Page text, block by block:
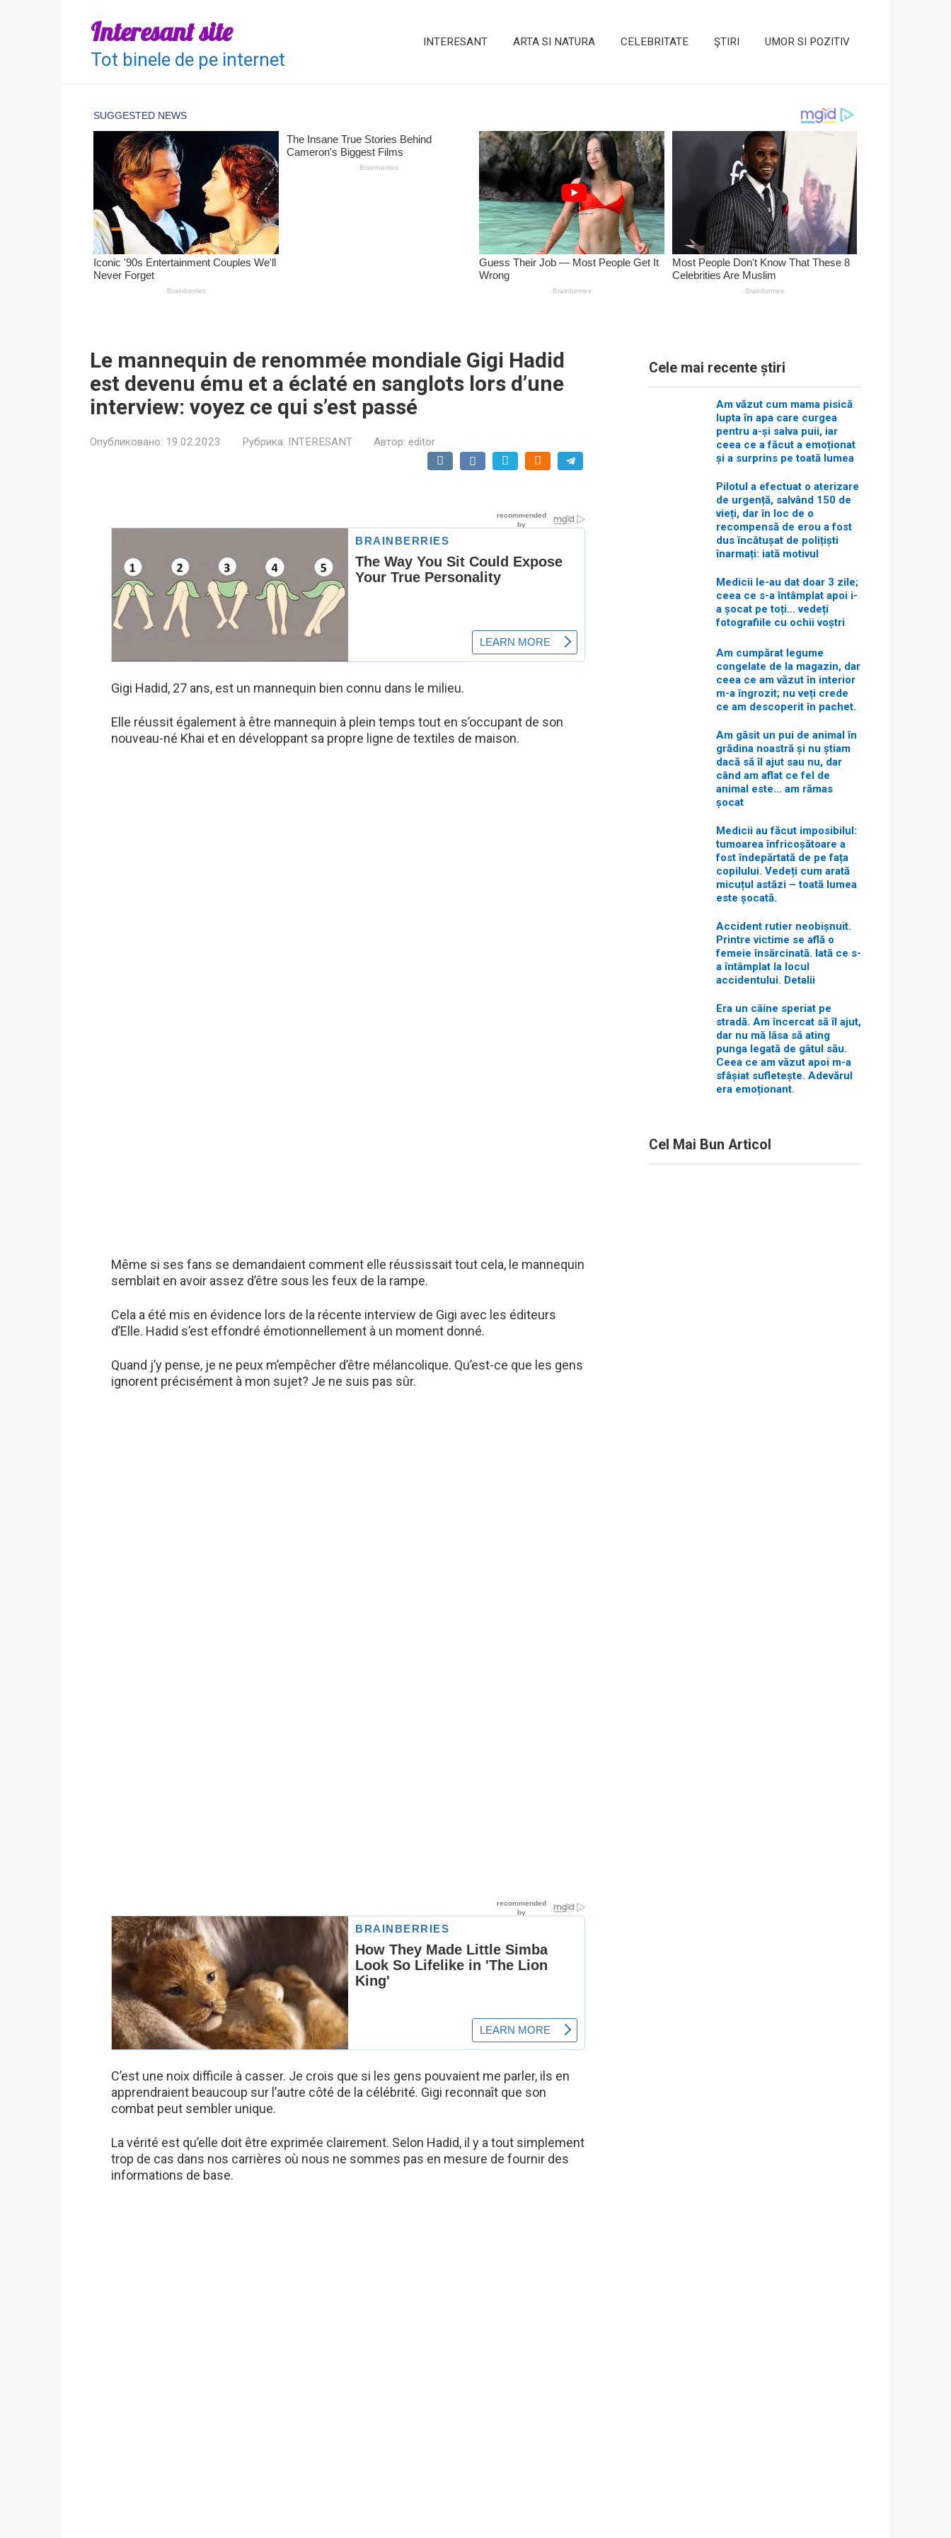
Interesant site
Tot binele de pe internet
INTERESANT ARTA SI NATURA CELEBRITATE ŞTIRI UMOR SI POZITIV
Le mannequin de renommée mondiale Gigi Hadid
est devenu ému et a éclaté en sanglots lors d’une
interview: voyez ce qui s’est passé
Опубликовано: 19.02.2023 Рубрика: INTERESANT Автор: editor
Gigi Hadid, 27 ans, est un mannequin bien connu dans le milieu.
Elle réussit également à être mannequin à plein temps tout en s’occupant de son
nouveau-né Khai et en développant sa propre ligne de textiles de maison.
Même si ses fans se demandaient comment elle réussissait tout cela, le mannequin
semblait en avoir assez d’être sous les feux de la rampe.
Cela a été mis en évidence lors de la récente interview de Gigi avec les éditeurs
d’Elle. Hadid s’est effondré émotionnellement à un moment donné.
Quand j’y pense, je ne peux m’empêcher d’être mélancolique. Qu’est-ce que les gens
ignorent précisément à mon sujet? Je ne suis pas sûr.
C’est une noix difficile à casser. Je crois que si les gens pouvaient me parler, ils en
apprendraient beaucoup sur l’autre côté de la célébrité. Gigi reconnaît que son
combat peut sembler unique.
La vérité est qu’elle doit être exprimée clairement. Selon Hadid, il y a tout simplement
trop de cas dans nos carrières où nous ne sommes pas en mesure de fournir des
informations de base.
Cele mai recente știri
Am văzut cum mama pisică
lupta în apa care curgea
pentru a-și salva puii, iar
ceea ce a făcut a emoționat
și a surprins pe toată lumea
Pilotul a efectuat o aterizare
de urgență, salvând 150 de
vieți, dar în loc de o
recompensă de erou a fost
dus încătușat de polițiști
înarmați: iată motivul
Medicii le-au dat doar 3 zile;
ceea ce s-a întâmplat apoi i-
a șocat pe toți… vedeți
fotografiile cu ochii voștri
Am cumpărat legume
congelate de la magazin, dar
ceea ce am văzut în interior
m-a îngrozit; nu veți crede
ce am descoperit în pachet.
Am găsit un pui de animal în
grădina noastră și nu știam
dacă să îl ajut sau nu, dar
când am aflat ce fel de
animal este… am rămas
șocat
Medicii au făcut imposibilul:
tumoarea înfricoșătoare a
fost îndepărtată de pe fața
copilului. Vedeți cum arată
micuțul astăzi – toată lumea
este șocată.
Accident rutier neobișnuit.
Printre victime se află o
femeie însărcinată. Iată ce s-
a întâmplat la locul
accidentului. Detalii
Era un câine speriat pe
stradă. Am încercat să îl ajut,
dar nu mă lăsa să ating
punga legată de gâtul său.
Ceea ce am văzut apoi m-a
sfâșiat sufletește. Adevărul
era emoționant.
Cel Mai Bun Articol